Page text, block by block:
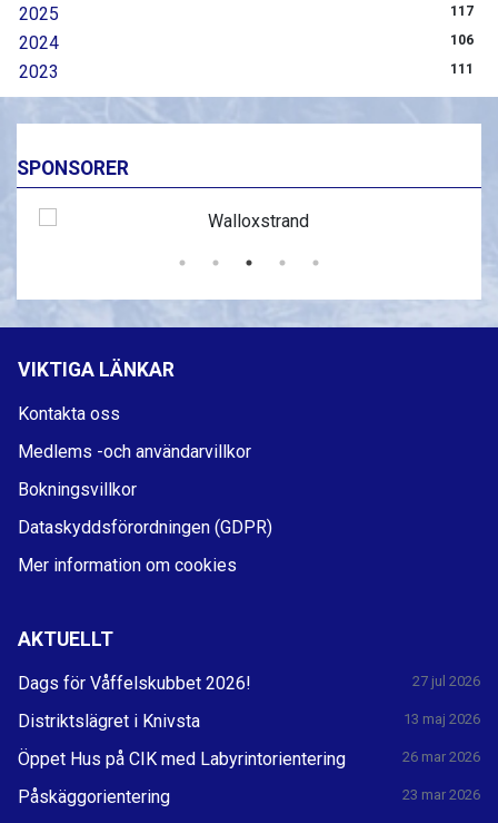
2025 117
2024 106
2023 111
SPONSORER
VIKTIGA LÄNKAR
Kontakta oss
Medlems -och användarvillkor
Bokningsvillkor
Dataskyddsförordningen (GDPR)
Mer information om cookies
AKTUELLT
Dags för Våffelskubbet 2026! 27 jul 2026
Distriktslägret i Knivsta 13 maj 2026
Öppet Hus på CIK med Labyrintorientering 26 mar 2026
Påskäggorientering 23 mar 2026